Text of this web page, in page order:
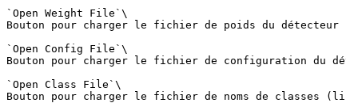
`Open Weight File`\
Bouton pour charger le fichier de poids du
`Open Config File`\
Bouton pour charger le fichier de configuration du
`Open Class File`\
Bouton pour charger le fichier de noms de classes